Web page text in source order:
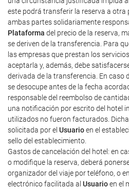
este podrá transferir la reserva a otra
ambas partes solidariamente
Plataforma del precio de la reserva,
se deriven de la transferencia. Para
las empresas que prestan los
aceptarla y, además, debe
derivada de la transferencia. En caso
se desocupe antes de la fecha
responsable del reembolso de
una notificación por escrito del hotel
utilizados no fueron facturados.
solicitada por el Usuarioen el
sello del establecimiento.
Gastos de cancelación del hotel: en
o modifique la reserva, deberá
organizador del viaje por teléfono, o
electrónico facilitada al Usuarioen el